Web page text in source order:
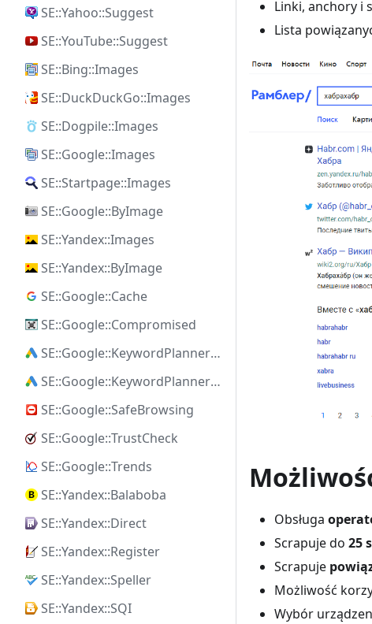
SE::Yahoo::Suggest
SE::YouTube::Suggest
SE::Bing::Images
SE::DuckDuckGo::Images
SE::Dogpile::Images
SE::Google::Images
SE::Startpage::Images
SE::Google::ByImage
SE::Yandex::Images
SE::Yandex::ByImage
SE::Google::Cache
SE::Google::Compromised
SE::Google::KeywordPlanner::Ideas
SE::Google::KeywordPlanner::SearchVolume
SE::Google::SafeBrowsing
SE::Google::TrustCheck
SE::Google::Trends
SE::Yandex::Balaboba
SE::Yandex::Direct
SE::Yandex::Register
SE::Yandex::Speller
SE::Yandex::SQI
Linki, anchory i
Lista
Obsługa
Scrapuje do 25
Scrapuje
Możliwość
Wybór